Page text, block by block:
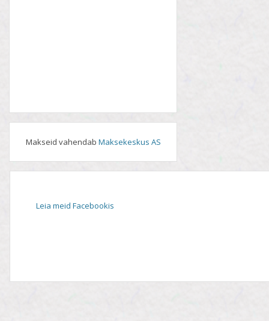
Makseid vahendab Maksekeskus AS
Leia meid Facebookis